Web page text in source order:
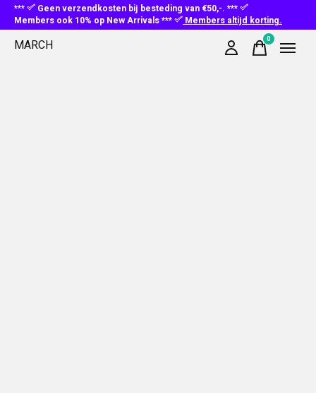
***
Geen verzendkosten bij besteding van €50,-. ***
Members ook 10% op New Arrivals ***
Members altijd korting.
MARCH 0items